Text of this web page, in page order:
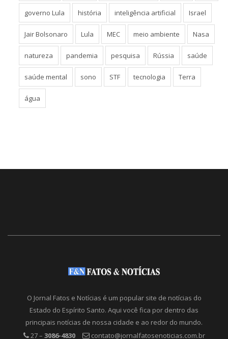
governo Lula história inteligência artificial Israel
Jair Bolsonaro Lula MEC meio ambiente Nasa
natureza pandemia pesquisa Rússia saúde
saúde mental sono STF tecnologia Terra
água
O Jornal Fatos e Notícias é um popular site de notícias do
Estado do Espírito Santo. Aqui você fica por dentro das
principais notícias de nossa cidade e ao redor do mundo.
27 – 3086-4830 contato@jornalfatosenoticias.com.br